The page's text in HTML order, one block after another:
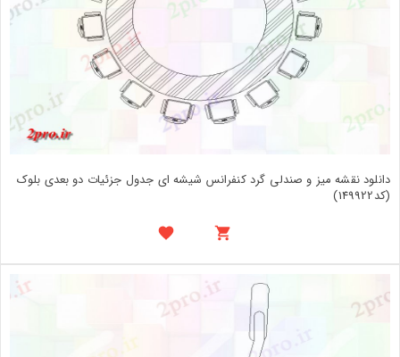
دانلود نقشه میز و صندلی گرد کنفرانس شیشه ای جدول جزئیات دو بعدی بلوک
(کد149922)